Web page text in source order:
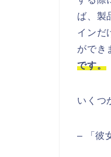
ば、製
インだ
ができ
です。
いくつ
– 「彼